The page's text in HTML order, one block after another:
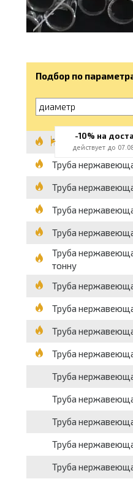
Подбор по
диаметр
Труба
Труба
Труба
Труба
Труба
Труба
тонну
Труба
Труба
Труба
Труба
Труба
Труба
Труба
Труба
Труба
-10% на
действует до